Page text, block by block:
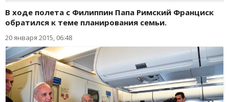
В ходе полета с Филиппин Папа Римский Франциск
обратился к теме планирования семьи.
20 января 2015, 06:48